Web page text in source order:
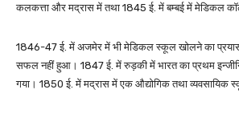
कलकत्ता और मद्रास में तथा 1845 ई. में बम्बई में मेडिकल
1846-47 ई. में अजमेर में भी मेडिकल स्कूल खोलने का प्रयास
सफल नहीं हुआ। 1847 ई. में रुड़की में भारत का प्रथम
गया। 1850 ई. में मद्रास में एक औद्योगिक तथा व्यवसायिक